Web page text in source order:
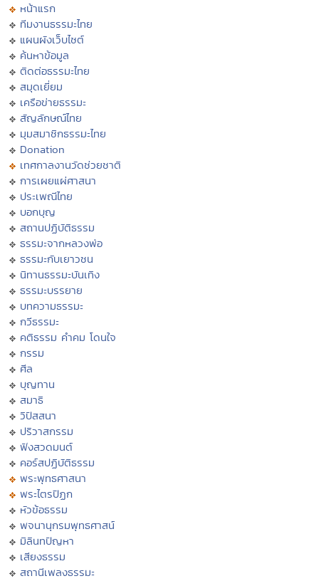
หน้าแรก
ทีมงานธรรมะไทย
แผนผังเว็บไซต์
ค้นหาข้อมูล
ติดต่อธรรมะไทย
สมุดเยี่ยม
เครือข่ายธรรมะ
สัญลักษณ์ไทย
มุมสมาชิกธรรมะไทย
Donation
เทศกาลงานวัดช่วยชาติ
การเผยแผ่ศาสนา
ประเพณีไทย
บอกบุญ
สถานปฏิบัติธรรม
ธรรมะจากหลวงพ่อ
ธรรมะกับเยาวชน
นิทานธรรมะบันเทิง
ธรรมะบรรยาย
บทความธรรมะ
กวีธรรมะ
คติธรรม คำคม โดนใจ
กรรม
ศีล
บุญทาน
สมาธิ
วิปัสสนา
ปริวาสกรรม
ฟังสวดมนต์
คอร์สปฏิบัติธรรม
พระพุทธศาสนา
พระไตรปิฏก
หัวข้อธรรม
พจนานุกรมพุทธศาสน์
มิลินทปัญหา
เสียงธรรม
สถานีเพลงธรรมะ